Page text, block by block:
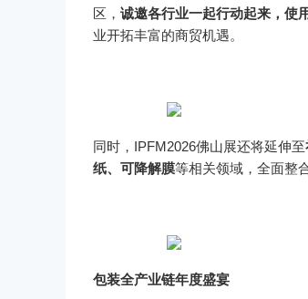
区， 诚邀各行业一起行动起来，使
业开拓丰富的商贸机遇。
同时，IPFM2026佛山展还将延伸至
纸、可降解膜等相关领域，全面整
包装全产业链年度盛宴